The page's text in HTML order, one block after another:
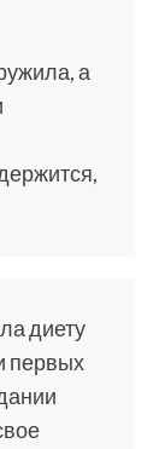
а
диету
первых